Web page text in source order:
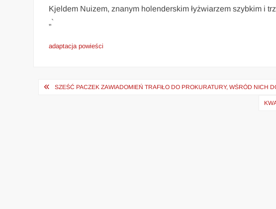
Kjeldem Nuizem, znanym holenderskim łyżwiarzem szybkim i
„`
adaptacja powieści
Nawigacja
SZEŚĆ PACZEK ZAWIADOMIEŃ TRAFIŁO DO PROKURATURY, WŚRÓD NICH